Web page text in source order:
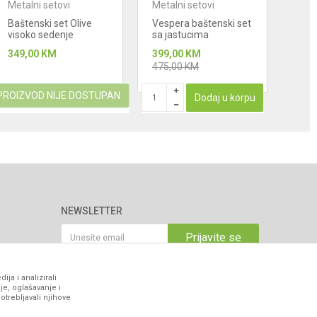
Metalni setovi
Baštenski set Olive
visoko sedenje
349,00 KM
NIJE DOSTUPAN
Metalni setovi
Vespera baštenski set
sa jastucima
399,00 KM
475,00KM
Dodaj u korpu
NEWSLETTER
Prijavite se
i analizirali
oglašavanje i
njihove